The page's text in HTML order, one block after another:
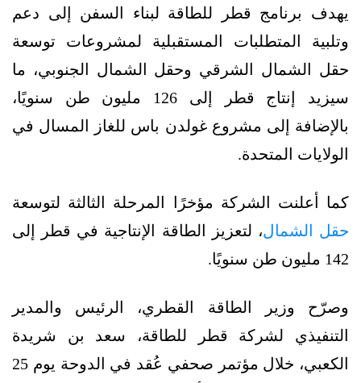
يهدف برنامج قطر للطاقة لبناء السفن إلى دعم
وتلبية المتطلبات المستقبلية لمشروعات توسعة
حقل الشمال الشرقي وحقل الشمال الجنوبي، ما
سيزيد إنتاج قطر إلى 126 مليون طن سنويًا،
بالإضافة إلى مشروع غولدن باس للغاز المسال في
الولايات المتحدة.
كما أعلنت الشركة مؤخرًا المرحلة الثالثة لتوسعة
حقل الشمال، لتعزيز الطاقة الإنتاجية في قطر إلى
142 مليون طن سنويًا.
وصرّح وزير الطاقة القطري، الرئيس والمدير
التنفيذي لشركة قطر للطاقة، سعد بن شريدة
الكعبي، خلال مؤتمر صحفي عُقد في الدوحة يوم 25